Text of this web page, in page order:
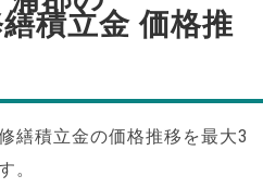
積立金 価格推
繕積立金の価格推移を最大3
。